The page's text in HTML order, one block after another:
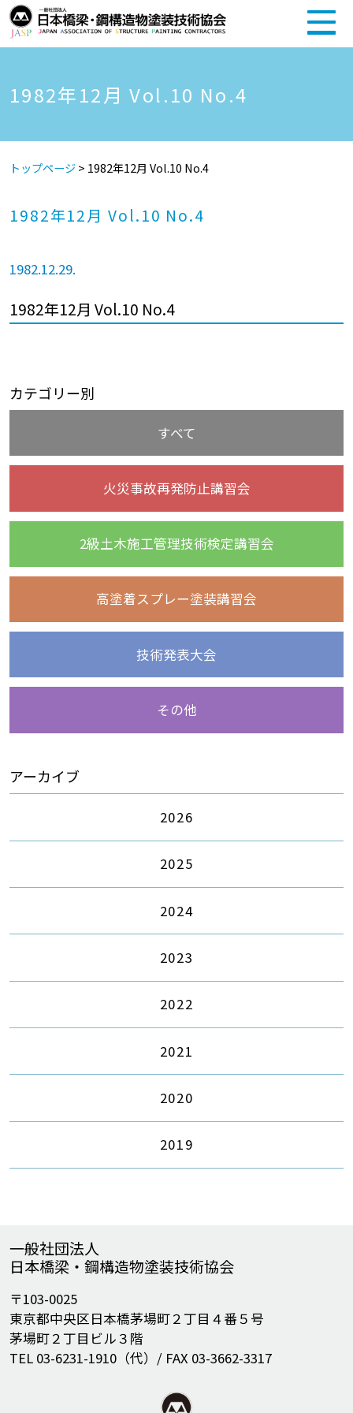
1982年12月 Vol.10 No.4
トップページ> 1982年12月 Vol.10 No.4
1982年12月 Vol.10 No.4
1982.12.29.
1982年12月 Vol.10 No.4
カテゴリー別
すべて
火災事故再発防止講習会
2級土木施工管理技術検定講習会
高塗着スプレー塗装講習会
技術発表大会
その他
アーカイブ
2026
2025
2024
2023
2022
2021
2020
2019
一般社団法人
日本橋梁・鋼構造物塗装技術協会
〒103-0025
東京都中央区日本橋茅場町２丁目４番５号
茅場町２丁目ビル３階
TEL 03-6231-1910（代）/ FAX 03-3662-3317